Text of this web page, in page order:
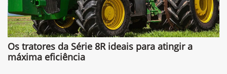
Os tratores da Série 8R ideais para atingir a
máxima eficiência